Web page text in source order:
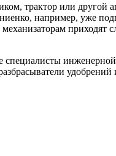
трактор или другой
например, уже